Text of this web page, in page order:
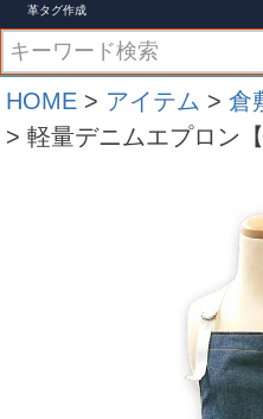
革タグ作成
HOME アイテム
倉
軽量デニムエプロン